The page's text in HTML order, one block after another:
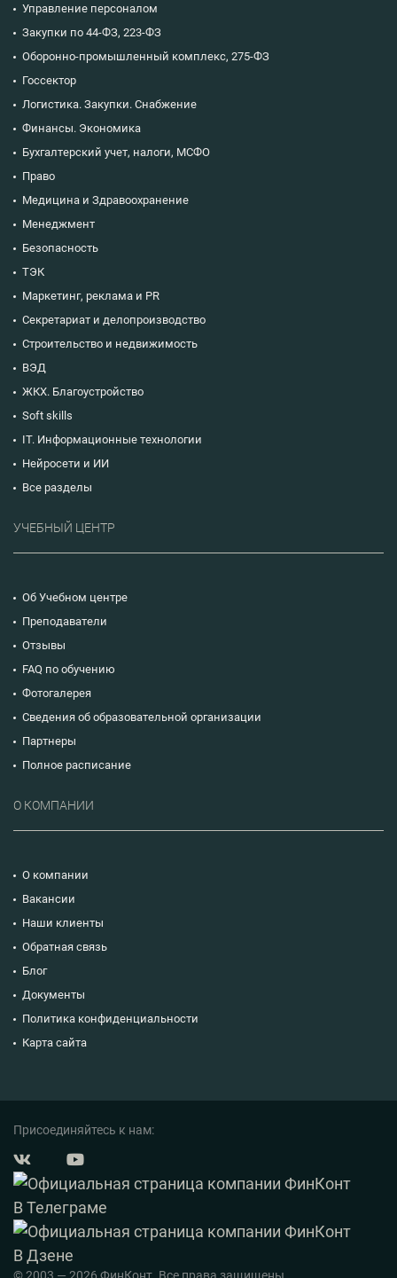
Управление персоналом
Закупки по 44-ФЗ, 223-ФЗ
Оборонно-промышленный комплекс, 275-ФЗ
Госсектор
Логистика. Закупки. Снабжение
Финансы. Экономика
Бухгалтерский учет, налоги, МСФО
Право
Медицина и Здравоохранение
Менеджмент
Безопасность
ТЭК
Маркетинг, реклама и PR
Секретариат и делопроизводство
Строительство и недвижимость
ВЭД
ЖКХ. Благоустройство
Soft skills
IT. Информационные технологии
Нейросети и ИИ
Все разделы
УЧЕБНЫЙ ЦЕНТР
Об Учебном центре
Преподаватели
Отзывы
FAQ по обучению
Фотогалерея
Сведения об образовательной организации
Партнеры
Полное расписание
О КОМПАНИИ
О компании
Вакансии
Наши клиенты
Обратная связь
Блог
Документы
Политика конфиденциальности
Карта сайта
Присоединяйтесь к нам: